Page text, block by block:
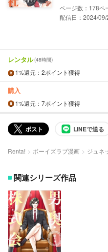
178
配信日：2024/09/
レンタル(48時間)
1%還元 ：2ポイント獲得
購入
1%還元 ：7ポイント獲得
ポスト LINEで送る
Renta! ボーイズラブ漫画 ジュネ
関連シリーズ作品